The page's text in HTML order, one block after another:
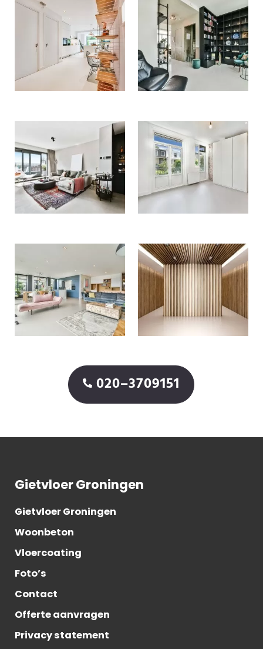
020–3709151
Gietvloer Groningen
Gietvloer Groningen
Woonbeton
Vloercoating
Foto’s
Contact
Offerte aanvragen
Privacy statement